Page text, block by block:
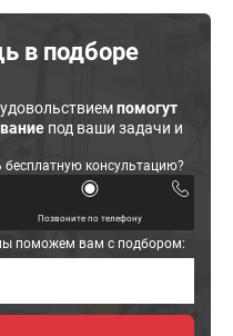
в подборе
помогут
под ваши задачи и
консультацию?
Позвоните по телефону
поможем вам с подбором: